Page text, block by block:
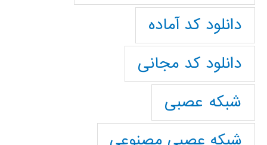
دانلود کد آماده
دانلود کد مجانی
شبکه عصبی
شبکه عصبی مصنوعی